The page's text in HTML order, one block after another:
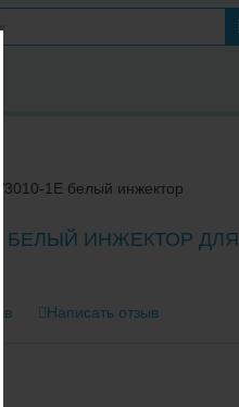
1E белый инжектор
БЕЛЫЙ ИНЖЕКТОР ДЛЯ
Написать отзыв